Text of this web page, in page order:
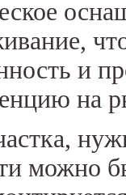
и
на
можно